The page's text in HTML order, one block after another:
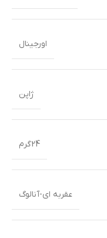
اورجینال
ژاپن
24گرم
عقربه ای-آنالوگ